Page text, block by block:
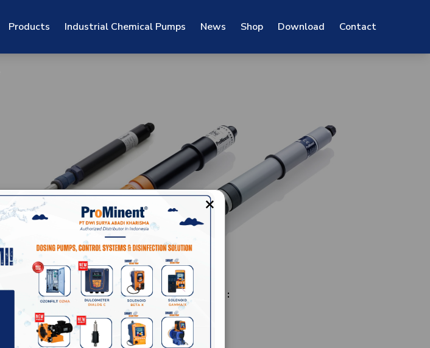
Products Industrial Chemical Pumps News Shop Download Contact
DATA TEKNIS :
Tingkat Pengukuran: 0.2 – 2,000 mg/l
Tingkat Pengukuran Khusus: hingga
100,000 mg/l
HARGA :
×